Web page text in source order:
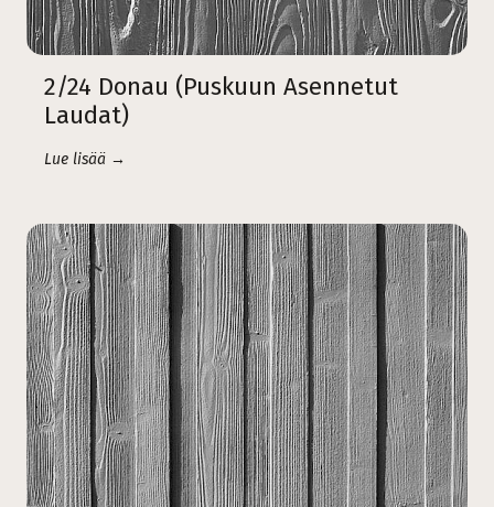
2/24 Donau (Puskuun Asennetut
Laudat)
Lue lisää →